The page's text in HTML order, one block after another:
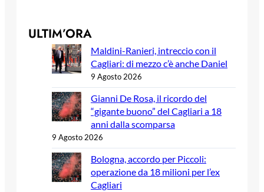
ULTIM’ORA
Maldini-Ranieri, intreccio con il
Cagliari: di mezzo c’è anche Daniel
9 Agosto 2026
Gianni De Rosa, il ricordo del
“gigante buono” del Cagliari a 18
anni dalla scomparsa
9 Agosto 2026
Bologna, accordo per Piccoli:
operazione da 18 milioni per l’ex
Cagliari